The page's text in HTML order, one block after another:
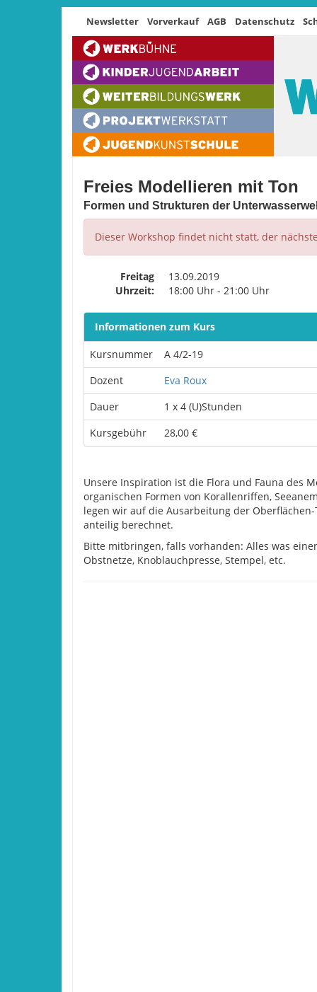
Newsletter Vorverkauf AGB Datenschutz
Freies Modellieren mit Ton
Formen und Strukturen der
Dieser Workshop findet nicht statt, der
Freitag
13.09.2019
Uhrzeit:
18:00 Uhr - 21:00 Uhr
Informationen zum Kurs
Kursnummer
A 4/2-19
Dozent
Eva Roux
Dauer
1 x 4 (U)Stunden
Kursgebühr
28,00 €
Unsere Inspiration ist die Flora und Fauna des
organischen Formen von Korallenriffen,
legen wir auf die Ausarbeitung der
anteilig berechnet.
Bitte mitbringen, falls vorhanden: Alles was
Obstnetze, Knoblauchpresse, Stempel, etc.